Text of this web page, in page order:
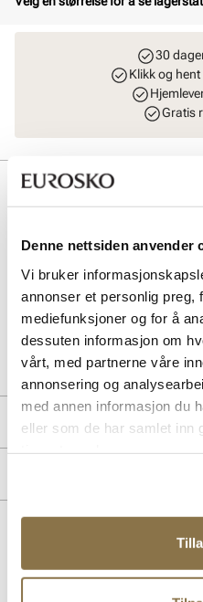
Denne nettsiden anvender
Vi bruker
annonser et personlig preg,
mediefunksjoner og for å
dessuten informasjon om
vårt, med partnerne våre
annonsering og
med annen informasjon du
eller som de har samlet inn
30
Klikk og
Gratis
Beskrivelse
sandal laget av høykvalitets
fleksibilitet. Perfekt for barn som
komfortable sandaler til lek og
Art. nr72433403
Lev. art. nr1024566
Produktdetaljer